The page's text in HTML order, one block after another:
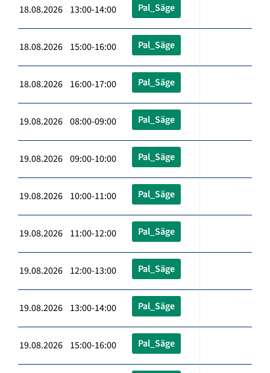
18.08.2026 13:00-14:00 Pal_Säge
18.08.2026 15:00-16:00 Pal_Säge
18.08.2026 16:00-17:00 Pal_Säge
19.08.2026 08:00-09:00 Pal_Säge
19.08.2026 09:00-10:00 Pal_Säge
19.08.2026 10:00-11:00 Pal_Säge
19.08.2026 11:00-12:00 Pal_Säge
19.08.2026 12:00-13:00 Pal_Säge
19.08.2026 13:00-14:00 Pal_Säge
19.08.2026 15:00-16:00 Pal_Säge